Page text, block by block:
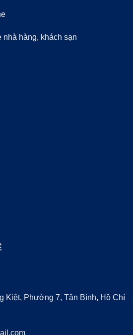
nhà hàng, khách sạn
Kiệt, Phường 7, Tân Bình, Hồ Chí